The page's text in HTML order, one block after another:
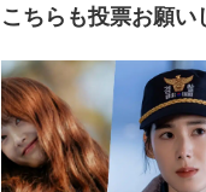
こちらも投票お願い